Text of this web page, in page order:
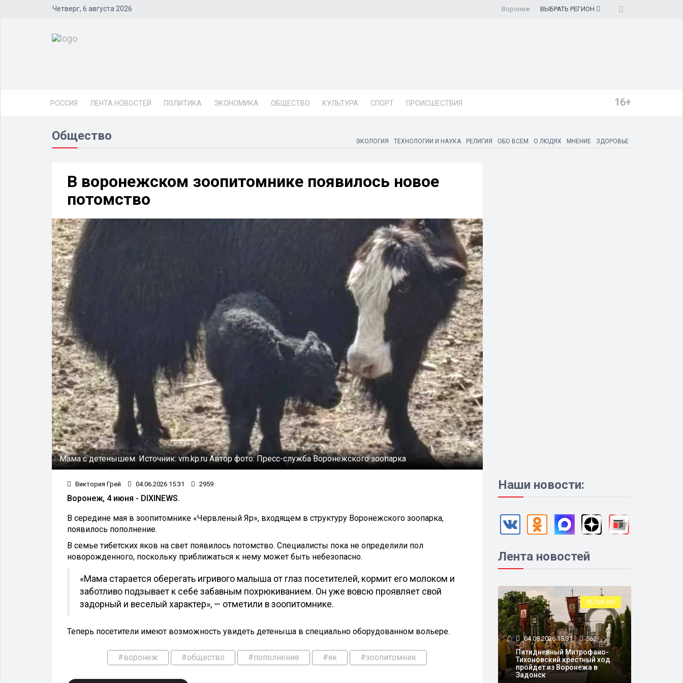
Четверг, 6 августа 2026 Воронеж ВЫБРАТЬ РЕГИОН
РОССИЯ ЛЕНТА НОВОСТЕЙ ПОЛИТИКА ЭКОНОМИКА ОБЩЕСТВО КУЛЬТУРА СПОРТ ПРОИСШЕСТВИЯ 16+
Общество ЭКОЛОГИЯ ТЕХНОЛОГИИ И НАУКА РЕЛИГИЯ ОБО ВСЕМ О ЛЮДЯХ МНЕНИЕ ЗДОРОВЬЕ
В воронежском зоопитомнике появилось новое
потомство
Мама с детенышем. Источник:vrn.kp.ruАвтор фото:Пресс-служба Воронежского зоопарка
Виктория Грей 04.06.2026 15:31 2959
Воронеж, 4 июня - DIXINEWS.
В середине мая в зоопитомнике «Червленый Яр», входящем в структуру Воронежского зоопарка,
появилось пополнение.
В семье тибетских яков на свет появилось потомство. Специалисты пока не определили пол
новорожденного, поскольку приближаться к нему может быть небезопасно.
«Мама старается оберегать игривого малыша от глаз посетителей, кормит его молоком и
заботливо подзывает к себе забавным похрюкиванием. Он уже вовсю проявляет свой
задорный и веселый характер», — отметили в зоопитомнике.
Теперь посетители имеют возможность увидеть детеныша в специально оборудованном вольере.
#воронеж #общество #пополнение #як #зоопитомник
Наши новости:
Лента новостей
РЕЛИГИЯ
04.08.2026 15:31 562
Пятидневный Митрофано-
Тихоновский крестный ход
пройдет из Воронежа в
Задонск